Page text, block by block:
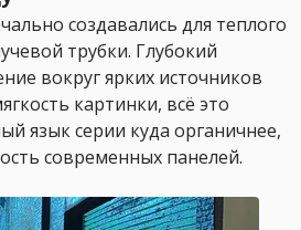
создавались для теплого
трубки. Глубокий
вокруг ярких источников
картинки, всё это
язык серии куда органичнее,
современных панелей.